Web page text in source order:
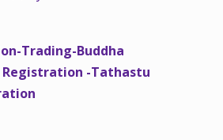
से जुड़े हैं, वे हमारी ईमानदारी और सत्यनिष्ठा से
में हम भी कच्चे थे तो बाज़ार के उस्तादों के जाल
लेकिन जैसे ही समझ में आया, खटाक से उनसे
Trading-Buddha
Registration -Tathastu